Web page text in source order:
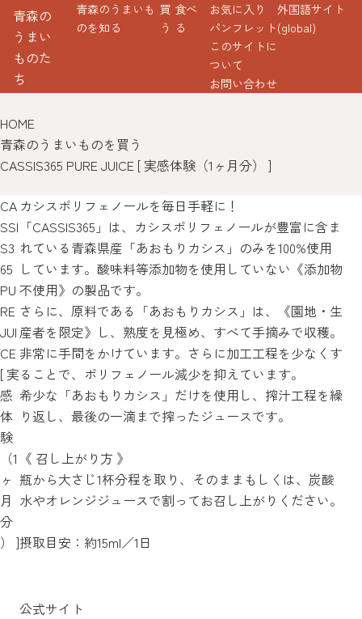
青森の
うまい
ものた
ち
青森のうまいも
のを知る
買
う
食べ
る
お気に入り
パンフレット
このサイトに
ついて
お問い合わせ
外国語サイト
(global)
HOME
青森のうまいものを買う
CASSIS365 PURE JUICE [ 実感体験（1ヶ月分） ]
CA
SSI
S3
65
PU
RE
JUI
CE
[ 実
感
体
験
（1
ヶ
月
分
） ]
カシスポリフェノールを毎日手軽に！
「CASSIS365」は、カシスポリフェノールが豊富に含ま
れている青森県産「あおもりカシス」のみを100%使用
しています。酸味料等添加物を使用していない《添加物
不使用》の製品です。
さらに、原料である「あおもりカシス」は、《園地・生
産者を限定》し、熟度を見極め、すべて手摘みで収穫。
非常に手間をかけています。さらに加工工程を少なくす
ることで、ポリフェノール減少を抑えています。
希少な「あおもりカシス」だけを使用し、搾汁工程を繰
り返し、最後の一滴まで搾ったジュースです。
《 召し上がり方 》
瓶から大さじ1杯分程を取り、そのままもしくは、炭酸
水やオレンジジュースで割ってお召し上がりください。
摂取目安：約15ml／1日
公式サイト